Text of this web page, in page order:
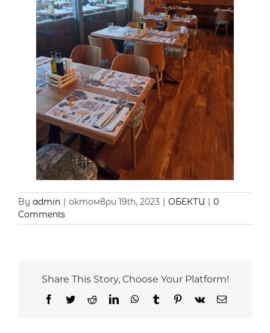
By admin | октомври 19th, 2023 | ОБЕКТИ | 0
Comments
Share This Story, Choose Your Platform!
Facebook
TwitterRedditLinkedInWhatsApp
TumblrPinterest
Vk Email